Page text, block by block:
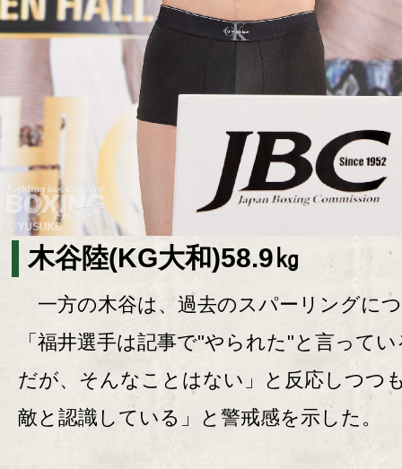
木谷陸(KG大和)58.9㎏
一方の木谷は、過去のスパーリングに
「福井選手は記事で"やられた"と言って
だが、そんなことはない」と反応しつつ
敵と認識している」と警戒感を示した。